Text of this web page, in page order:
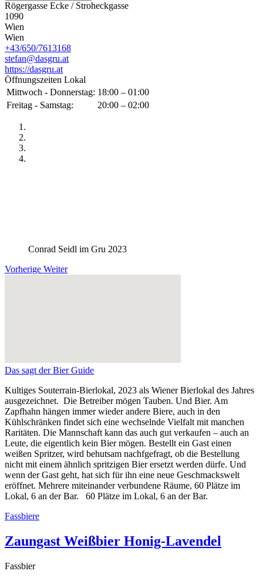
Rögergasse Ecke / Stroheckgasse
1090
Wien
Wien
+43/650/7613168
stefan@dasgru.at
https://dasgru.at
Öffnungszeiten Lokal
Mittwoch - Donnerstag: 18:00 – 01:00
Freitag - Samstag:
20:00 – 02:00
Conrad Seidl im Gru 2023
Vorherige Weiter
Das sagt der Bier Guide
Kultiges Souterrain-Bierlokal, 2023 als Wiener Bierlokal des Jahres
ausgezeichnet. Die Betreiber mögen Tauben. Und Bier. Am
Zapfhahn hängen immer wieder andere Biere, auch in den
Kühlschränken findet sich eine wechselnde Vielfalt mit manchen
Raritäten. Die Mannschaft kann das auch gut verkaufen – auch an
Leute, die eigentlich kein Bier mögen. Bestellt ein Gast einen
weißen Spritzer, wird behutsam nachfgefragt, ob die Bestellung
nicht mit einem ähnlich spritzigen Bier ersetzt werden dürfe. Und
wenn der Gast geht, hat sich für ihn eine neue Geschmackswelt
eröffnet. Mehrere miteinander verbundene Räume, 60 Plätze im
Lokal, 6 an der Bar. 60 Plätze im Lokal, 6 an der Bar.
Fassbiere
Zaungast Weißbier Honig-Lavendel
Fassbier